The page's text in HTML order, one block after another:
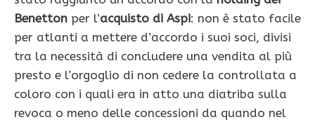
Benetton per l’acquisto di Aspi: non è stato facile
per atlanti a mettere d’accordo i suoi soci, divisi
tra la necessità di concludere una vendita al più
presto e l’orgoglio di non cedere la controllata a
coloro con i quali era in atto una diatriba sulla
revoca o meno delle concessioni da quando nel